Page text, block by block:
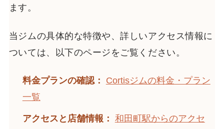
ます。
当ジムの具体的な特徴や、詳しいアクセス情報に
ついては、以下のページをご覧ください。
料金プランの確認：
Cortisジムの料金・プラン
一覧
アクセスと店舗情報： 和田町駅からのアクセ